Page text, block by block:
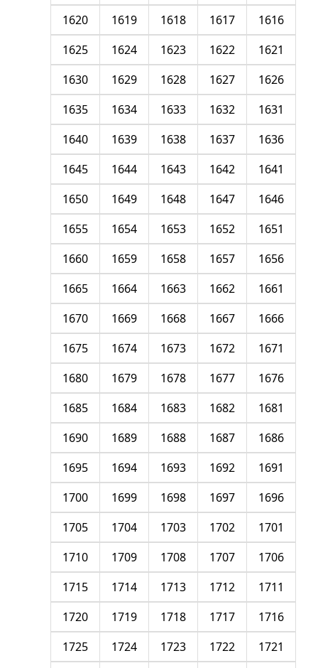
1616
1617
1618
1619
1620
1621
1622
1623
1624
1625
1626
1627
1628
1629
1630
1631
1632
1633
1634
1635
1636
1637
1638
1639
1640
1641
1642
1643
1644
1645
1646
1647
1648
1649
1650
1651
1652
1653
1654
1655
1656
1657
1658
1659
1660
1661
1662
1663
1664
1665
1666
1667
1668
1669
1670
1671
1672
1673
1674
1675
1676
1677
1678
1679
1680
1681
1682
1683
1684
1685
1686
1687
1688
1689
1690
1691
1692
1693
1694
1695
1696
1697
1698
1699
1700
1701
1702
1703
1704
1705
1706
1707
1708
1709
1710
1711
1712
1713
1714
1715
1716
1717
1718
1719
1720
1721
1722
1723
1724
1725